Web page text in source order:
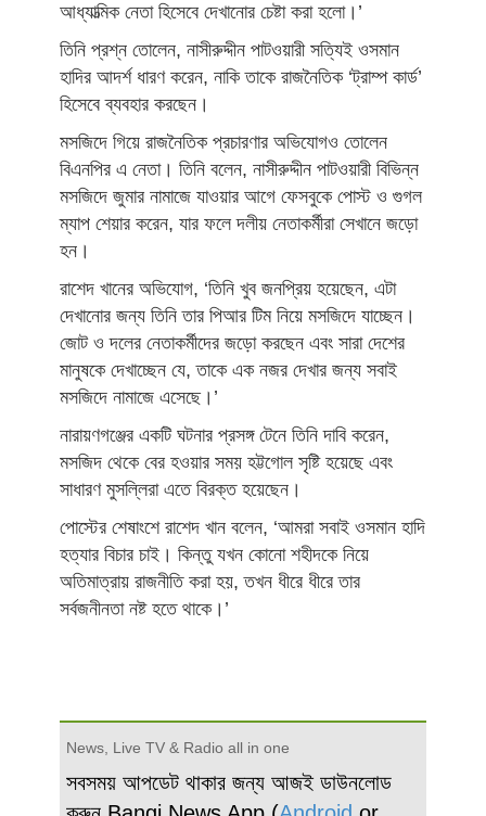
আধ্যাত্মিক নেতা হিসেবে দেখানোর চেষ্টা করা হলো।’
তিনি প্রশ্ন তোলেন, নাসীরুদ্দীন পাটওয়ারী সত্যিই ওসমান
হাদির আদর্শ ধারণ করেন, নাকি তাকে রাজনৈতিক ‘ট্রাম্প কার্ড’
হিসেবে ব্যবহার করছেন।
মসজিদে গিয়ে রাজনৈতিক প্রচারণার অভিযোগও তোলেন
বিএনপির এ নেতা। তিনি বলেন, নাসীরুদ্দীন পাটওয়ারী বিভিন্ন
মসজিদে জুমার নামাজে যাওয়ার আগে ফেসবুকে পোস্ট ও গুগল
ম্যাপ শেয়ার করেন, যার ফলে দলীয় নেতাকর্মীরা সেখানে জড়ো
হন।
রাশেদ খানের অভিযোগ, ‘তিনি খুব জনপ্রিয় হয়েছেন, এটা
দেখানোর জন্য তিনি তার পিআর টিম নিয়ে মসজিদে যাচ্ছেন।
জোট ও দলের নেতাকর্মীদের জড়ো করছেন এবং সারা দেশের
মানুষকে দেখাচ্ছেন যে, তাকে এক নজর দেখার জন্য সবাই
মসজিদে নামাজে এসেছে।’
নারায়ণগঞ্জের একটি ঘটনার প্রসঙ্গ টেনে তিনি দাবি করেন,
মসজিদ থেকে বের হওয়ার সময় হট্টগোল সৃষ্টি হয়েছে এবং
সাধারণ মুসল্লিরা এতে বিরক্ত হয়েছেন।
পোস্টের শেষাংশে রাশেদ খান বলেন, ‘আমরা সবাই ওসমান হাদি
হত্যার বিচার চাই। কিন্তু যখন কোনো শহীদকে নিয়ে
অতিমাত্রায় রাজনীতি করা হয়, তখন ধীরে ধীরে তার
সর্বজনীনতা নষ্ট হতে থাকে।’
News, Live TV & Radio all in one
সবসময় আপডেট থাকার জন্য আজই ডাউনলোড